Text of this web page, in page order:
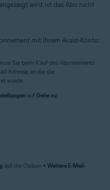
angezeigt wird, ist das Abo nicht
mit Ihrem Avast-Konto:
Sie beim Kauf des Abonnements
Adresse, an die die
wurde.
auf Gehe zu
auf die Option + Weitere E-Mail-